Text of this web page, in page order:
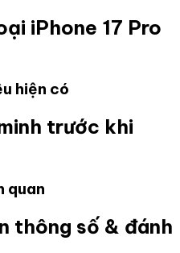
iPhone 17 Pro
hiện có
trước khi
quan
thông số & đánh